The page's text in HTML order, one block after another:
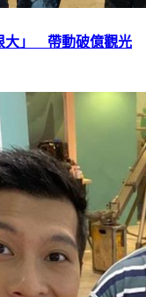
大」 帶動破億觀光